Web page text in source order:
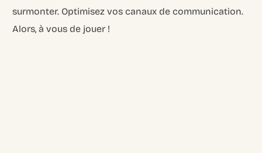
surmonter. Optimisez vos canaux de communication.
Alors, à vous de jouer !